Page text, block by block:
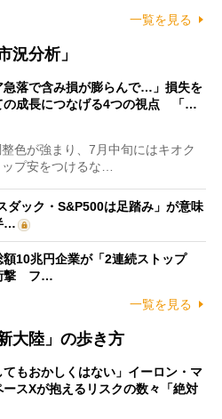
一覧を見る
況分析」
急落で含み損が膨らんで…」損失を
の成長につなげる4つの視点 「…
色が強まり、7月中旬にはキオク
プ安をつけるな…
ダック・S&P500は足踏み」が意味
…
額10兆円企業が「2連続ストップ
撃 フ…
一覧を見る
大陸」の歩き方
てもおかしくはない」イーロン・マ
ースXが抱えるリスクの数々「絶対